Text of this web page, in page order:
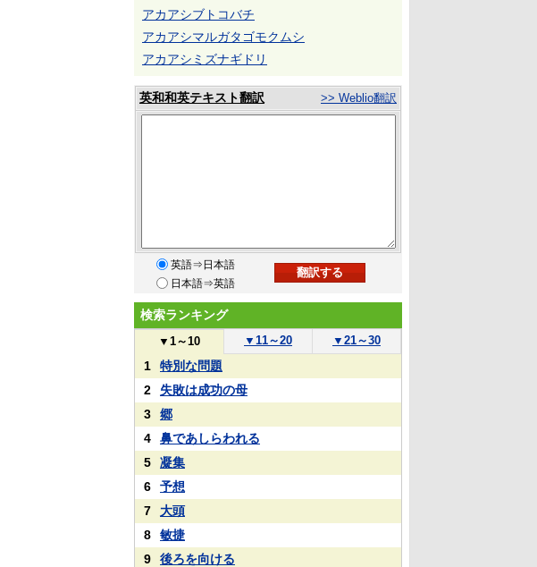
アカアシブトコバチ
アカアシマルガタゴモクムシ
アカアシミズナギドリ
英和和英テキスト翻訳 >> Weblio翻訳
英語⇒日本語
日本語⇒英語
検索ランキング
▼ 1～10 ▼ 11～20 ▼ 21～30
1
特別な問題
2
失敗は成功の母
3
郷
4
鼻であしらわれる
5
凝集
6
予想
7
大頭
8
敏捷
9
後ろを向ける